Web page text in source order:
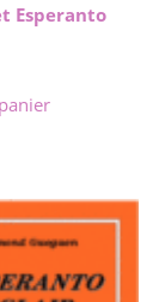
Esperanto